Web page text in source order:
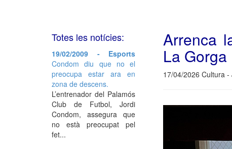
Arrenca
La Gorga
17/04/2026 Cultura
Totes les notícies:
19/02/2009 - Esports
Condom diu que no el
preocupa estar ara en
zona de descens.
L’entrenador del Palamós
Club de Futbol, Jordi
Condom, assegura que
no està preocupat pel
fet...